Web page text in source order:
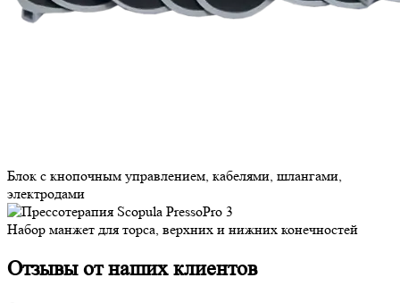
Блок с кнопочным управлением, кабелями, шлангами,
электродами
Набор манжет для торса, верхних и нижних конечностей
Отзывы от наших клиентов